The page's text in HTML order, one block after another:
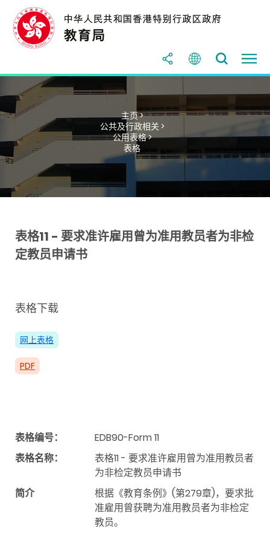
主页 >
公共及行政相关 >
公用表格 >
表格
表格11 - 要求准许雇用曾为准用教员者为非检
定教员申请书
表格下载
网上表格
PDF
表格编号：
EDB90-Form 11
表格名称：
表格11 - 要求准许雇用曾为准用教员者
为非检定教员申请书
简介
根据《教育条例》(第279章)，要求批
准雇用曾获聘为准用教员者为非检定
教员。